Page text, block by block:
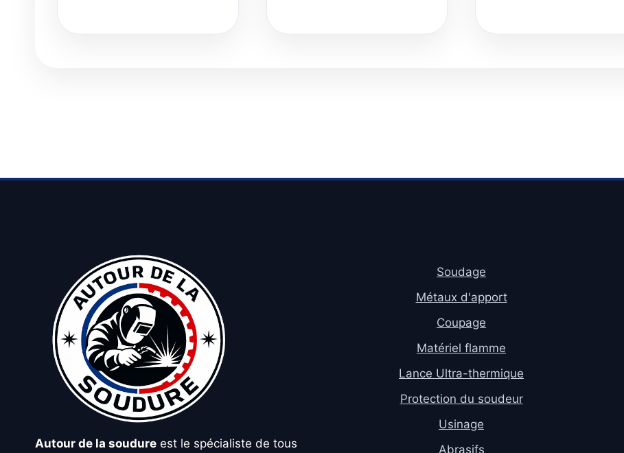
Autour de la soudure est le spécialiste de tous
Soudage
Métaux d'apport
Coupage
Matériel flamme
Lance Ultra-thermique
Protection du soudeur
Usinage
Abrasifs